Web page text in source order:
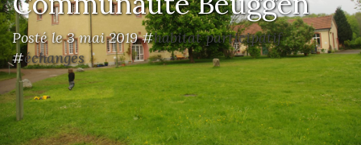
Posté le 3 mai 2019#habitat participatif
#échanges